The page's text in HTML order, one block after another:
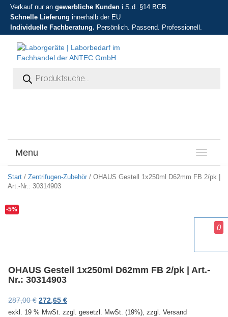
Verkauf nur an gewerbliche Kunden i.S.d. §14 BGB
Schnelle Lieferung innerhalb der EU
Individuelle Fachberatung. Persönlich. Passend. Professionell.
T
o
g
a
Menu
Start / Zentrifugen-Zubehör / OHAUS Gestell 1x250ml D62mm FB 2/pk |
Art.-Nr.: 30314903
-5%
OHAUS Gestell 1x250ml D62mm FB 2/pk | Art.-
Nr.: 30314903
287,00€ Ursprünglicher Preis war: 287,00 €
272,65 €Aktueller Preis ist: 272,65 €.
exkl. 19 % MwSt. zzgl. gesetzl. MwSt. (19%), zzgl. Versand
0